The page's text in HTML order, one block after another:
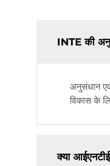
INTE की
अनुसंधान एवं
विकास के
क्या